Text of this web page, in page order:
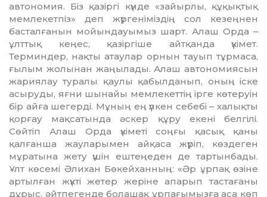
автономия. Біз қазіргі күнде «зайырлы, құқықтық
мем­лекетпіз» деп жүргеніміздің сол кезеңнен
басталғанын мойындауы­мыз шарт. Алаш Орда –
ұлттық кеңес, қазіргіше айтқанда үкімет.
Терминдер, нақты атаулар орнын тауып тұрмаса,
ғылым жолынан жаңылады. Алаш автономиясын
жариялау туралы қаулы қабылда­нып, оның іске
асыруды, яғни шынайы мемлекеттің ірге көтеруін
бір айға шегерді. Мұның ең үлкен себебі – халықты
қорғау мақса­тында әскер құру екені белгілі.
Сөйтіп Алаш Орда үкіметі соңғы қасық қаны
қалғанша жауларымен айқаса жүріп, көздеген
мұратына жету үшін ештеңеден де тартын­бады.
Ұлт көсемі Әлихан Бөкей­ханның: «Әр ұрпақ өзіне
артылған жүкті жетер жеріне апарып таста­ғаны
дұрыс, әйтпегенде болашақ ұрпағымызға аса көп